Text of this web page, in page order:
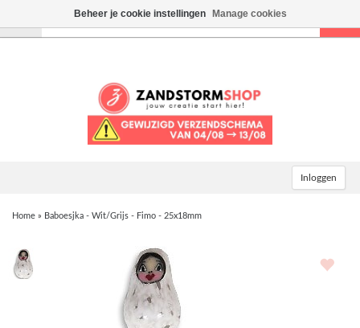
Inloggen
Home » Baboesjka - Wit/Grijs - Fimo - 25x18mm
Beheer je cookie instellingen Manage cookies